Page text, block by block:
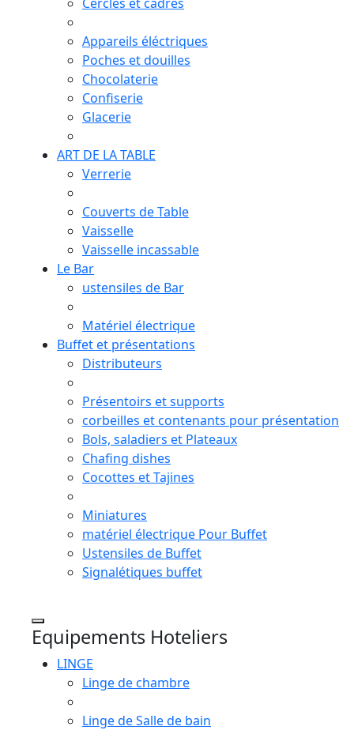
Appareils éléctriques
Poches et douilles
Chocolaterie
Confiserie
Glacerie
ART DE LA TABLE
Verrerie
Couverts de Table
Vaisselle
Vaisselle incassable
Le Bar
ustensiles de Bar
Matériel électrique
Buffet et présentations
Distributeurs
Présentoirs et supports
corbeilles et contenants pour présentation
Bols, saladiers et Plateaux
Chafing dishes
Cocottes et Tajines
Miniatures
matériel électrique Pour Buffet
Ustensiles de Buffet
Signalétiques buffet
Equipements Hoteliers
LINGE
Linge de chambre
Linge de Salle de bain